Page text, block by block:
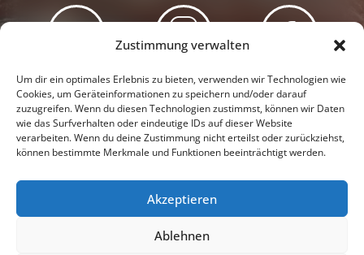
Zustimmung verwalten
Um dir ein optimales Erlebnis zu bieten, verwenden wir Technologien wie
Cookies, um Geräteinformationen zu speichern und/oder darauf
zuzugreifen. Wenn du diesen Technologien zustimmst, können wir Daten
wie das Surfverhalten oder eindeutige IDs auf dieser Website
verarbeiten. Wenn du deine Zustimmung nicht erteilst oder zurückziehst,
können bestimmte Merkmale und Funktionen beeinträchtigt werden.
Akzeptieren
Ablehnen
Newsletter Podcast Facebook
Datenschutzerklärung